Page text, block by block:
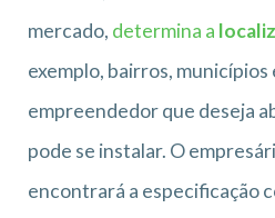
mercado, determina a
exemplo, bairros, municípios
empreendedor que deseja
pode se instalar. O
encontrará a especificação